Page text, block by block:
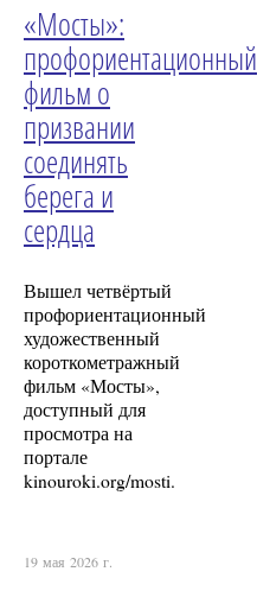
«Мосты»:
профориентационный
фильм о
призвании
соединять
берега и
сердца
Вышел четвёртый
профориентационный
художественный
короткометражный
фильм «Мосты»,
доступный для
просмотра на
портале
kinouroki.org/mosti.
19 мая 2026 г.